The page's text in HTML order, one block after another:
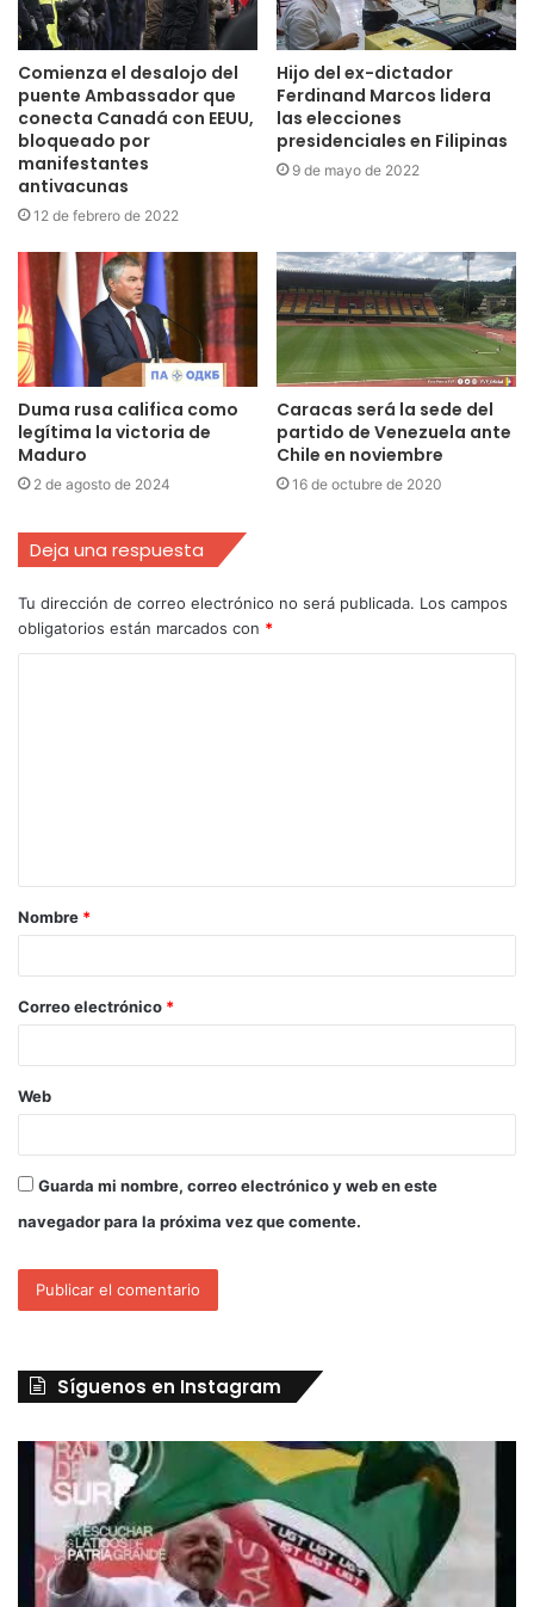
Comienza el desalojo del
puente Ambassador que
conecta Canadá con EEUU,
bloqueado por
manifestantes
antivacunas
12 de febrero de 2022
Hijo del ex-dictador
Ferdinand Marcos lidera
las elecciones
presidenciales en Filipinas
9 de mayo de 2022
Duma rusa califica como
legítima la victoria de
Maduro
2 de agosto de 2024
Caracas será la sede del
partido de Venezuela ante
Chile en noviembre
16 de octubre de 2020
Deja una respuesta
Tu dirección de correo electrónico no será publicada. Los campos
obligatorios están marcados con *
Nombre *
Correo electrónico *
Web
Guarda mi nombre, correo electrónico y web en este
navegador para la próxima vez que comente.
Síguenos en Instagram